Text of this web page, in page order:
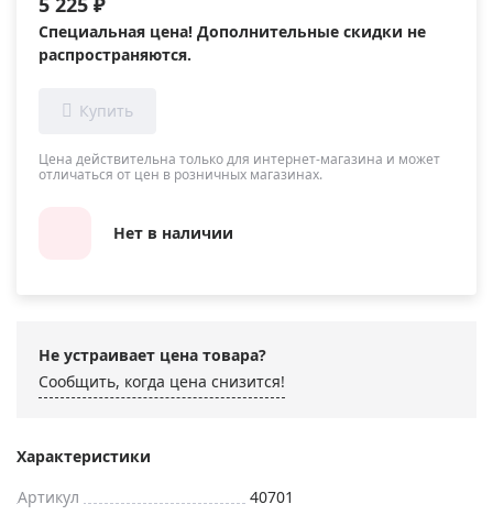
Специальная цена! Дополнительные скидки не
распространяются.
Цена действительна только для интернет-магазина и может
отличаться от цен в розничных магазинах.
Нет в наличии
Не устраивает цена товара?
Сообщить, когда цена снизится!
Характеристики
Артикул
40701